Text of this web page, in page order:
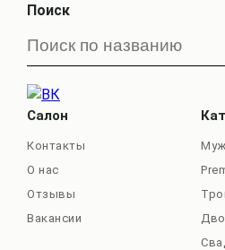
Поиск
Салон
Контакты
О нас
Отзывы
Вакансии